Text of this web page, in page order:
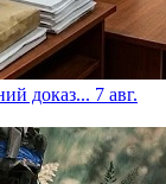
доказ... 7 авг.